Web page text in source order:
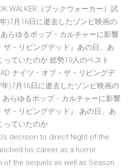
WALKER（ブックウォーカー）試
)7月16日に逝去したゾンビ映画の
らゆるポップ・カルチャーに影響
ザ・リビングデッド』あの日、あ
ていたのか 総勢19人のベスト
ナイツ・オブ・ザ・リビングデ
)7月16日に逝去したゾンビ映画の
らゆるポップ・カルチャーに影響
ザ・リビングデッド』 あの日、あ
っていたのか
decision to direct Night of the
his career as a horror
of the sequels as well as Season